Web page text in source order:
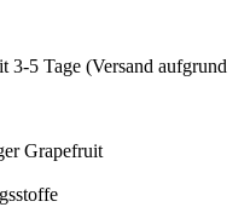
3-5 Tage (Versand aufgrund
Grapefruit